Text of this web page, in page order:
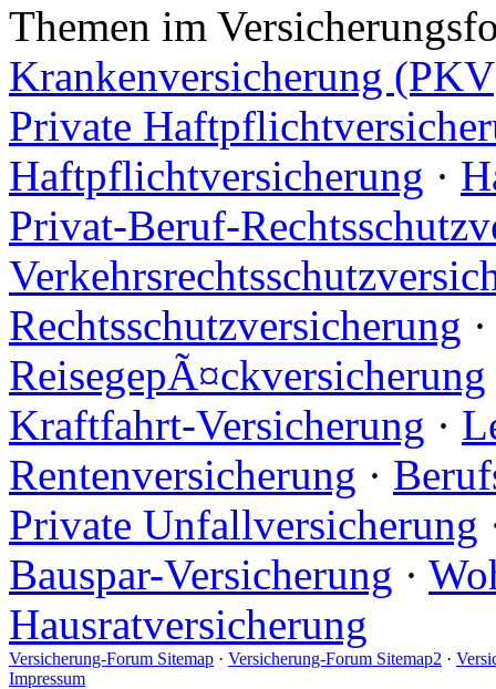
Themen im
Krankenversicherung
Private
Haftpflichtversicherung ·
Privat-Beruf-
Rechtsschutzversicherung
ReisegepÃ¤ckversicherung
Kraftfahrt-Versicherung ·
Rentenversicherung ·
Private Unfallversicherung
Bauspar-Versicherung ·
Hausratversicherung
Versicherung-Forum Sitemap · Versicherung-Forum Sitemap2 ·
Impressum